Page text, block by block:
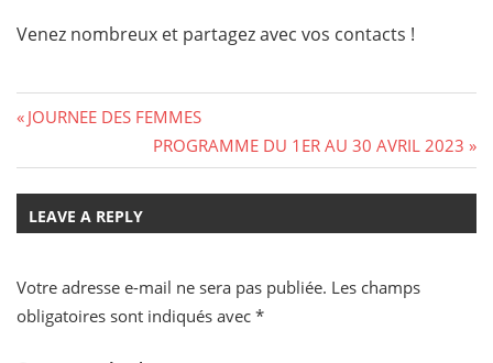
Venez nombreux et partagez avec vos contacts !
Navigation
de
l’article
Previous
JOURNEE DES FEMMES
Next
Post:
PROGRAMME DU 1ER AU 30 AVRIL 2023
LEAVE A REPLY
Votre adresse e-mail ne sera pas publiée. Les champs
obligatoires sont indiqués avec *